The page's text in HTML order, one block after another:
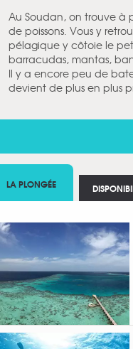
Au Soudan, on trouve à
de poissons. Vous y
pélagique y côtoie le
barracudas, mantas,
Il y a encore peu de
devient de plus en plus
LA PLONGÉE